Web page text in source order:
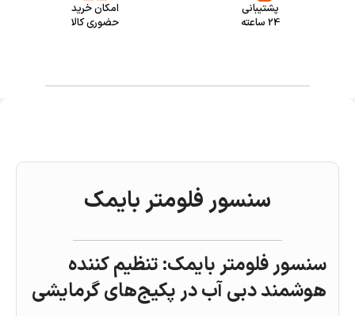
پشتیبانی
24 ساعته
امکان خرید
حضوری کالا
سنسور فلومتر بایمک
سنسور فلومتر بایمک: تنظیم‌ کننده
هوشمند دبی آب در پکیج‌های گرمایشی